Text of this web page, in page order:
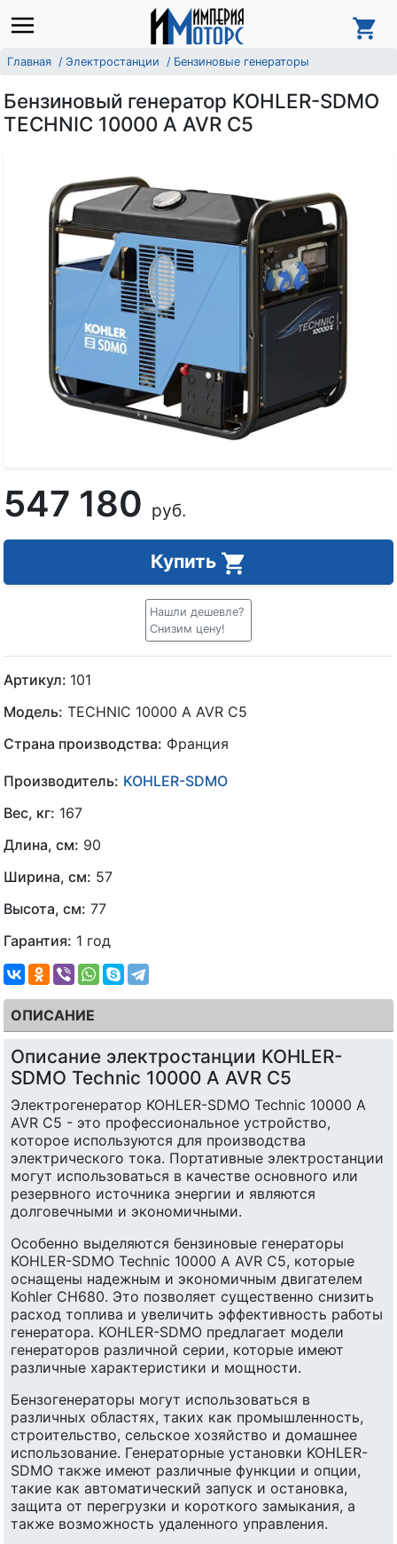
Главная Электростанции Бензиновые генераторы
Бензиновый генератор KOHLER-SDMO
TECHNIC 10000 A AVR C5
547 180 руб.
Купить
Нашли дешевле?
Снизим цену!
Артикул: 101
Модель: TECHNIC 10000 A AVR C5
Страна производства: Франция
Производитель: KOHLER-SDMO
Вес, кг: 167
Длина, см: 90
Ширина, см: 57
Высота, см: 77
Гарантия: 1 год
ОПИСАНИЕ
Описание электростанции KOHLER-
SDMO Technic 10000 A AVR C5
Электрогенератор KOHLER-SDMO Technic 10000 A
AVR C5 - это профессиональное устройство,
которое используются для производства
электрического тока. Портативные электростанции
могут использоваться в качестве основного или
резервного источника энергии и являются
долговечными и экономичными.
Особенно выделяются бензиновые генераторы
KOHLER-SDMO Technic 10000 A AVR C5, которые
оснащены надежным и экономичным двигателем
Kohler CH680. Это позволяет существенно снизить
расход топлива и увеличить эффективность работы
генератора. KOHLER-SDMO предлагает модели
генераторов различной серии, которые имеют
различные характеристики и мощности.
Бензогенераторы могут использоваться в
различных областях, таких как промышленность,
строительство, сельское хозяйство и домашнее
использование. Генераторные установки KOHLER-
SDMO также имеют различные функции и опции,
такие как автоматический запуск и остановка,
защита от перегрузки и короткого замыкания, а
также возможность удаленного управления.